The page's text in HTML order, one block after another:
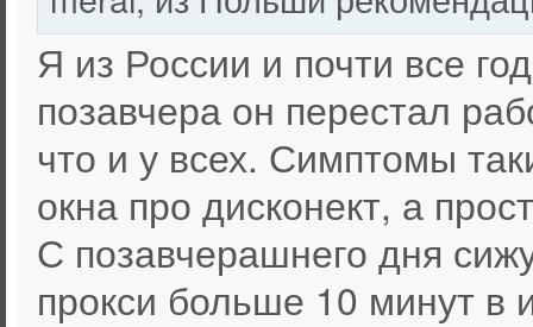
Я из России и почти все
позавчера он перестал
что и у всех. Симптомы
окна про дисконект, а
С позавчерашнего дня
прокси больше 10 минут в